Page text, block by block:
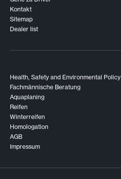
Kontakt
Sitemap
Dealer list
Health, Safety and Environmental Policy
Fachmännische Beratung
Aquaplaning
Reifen
Winterreifen
Homologation
AGB
Impressum